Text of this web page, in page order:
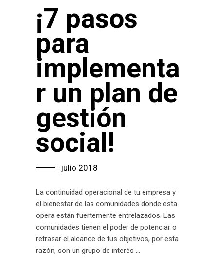
¡7 pasos
para
implementa
r un plan de
gestión
social!
julio 2018
La continuidad operacional de tu empresa y
el bienestar de las comunidades donde esta
opera están fuertemente entrelazados. Las
comunidades tienen el poder de potenciar o
retrasar el alcance de tus objetivos, por esta
razón, son un grupo de interés